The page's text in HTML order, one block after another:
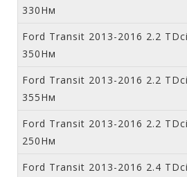
330Нм
Ford Transit 2013-2016 2.2
350Нм
Ford Transit 2013-2016 2.2
355Нм
Ford Transit 2013-2016 2.2
250Нм
Ford Transit 2013-2016 2.4